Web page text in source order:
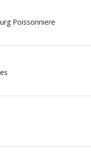
Poissonniere